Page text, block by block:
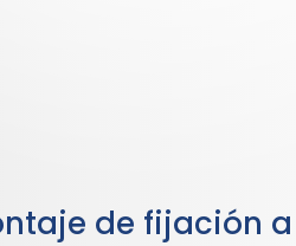
de fijación